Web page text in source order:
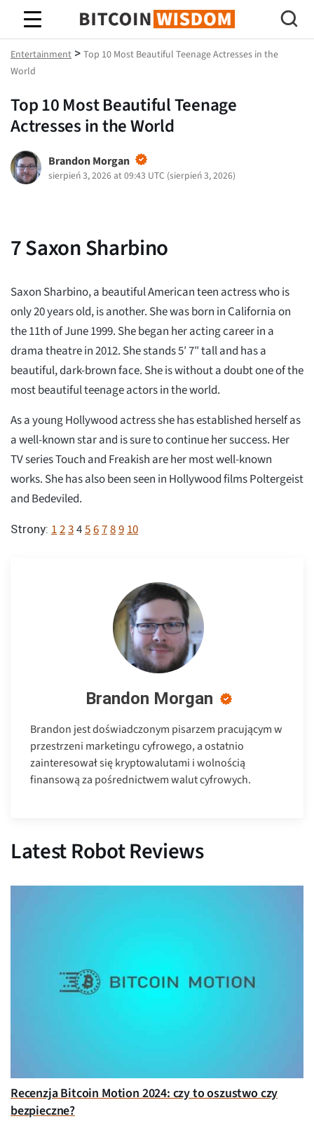
Mądrość Bitcoina
Entertainment > Top 10 Most Beautiful Teenage Actresses in the
World
Top 10 Most Beautiful Teenage
Actresses in the World
Brandon Morgan
sierpień 3, 2026 at 09:43 UTC (sierpień 3, 2026)
7Saxon Sharbino
Saxon Sharbino, a beautiful American teen actress who is
only 20 years old, is another. She was born in California on
the 11th of June 1999. She began her acting career in a
drama theatre in 2012. She stands 5′ 7″ tall and has a
beautiful, dark-brown face. She is without a doubt one of the
most beautiful teenage actors in the world.
As a young Hollywood actress she has established herself as
a well-known star and is sure to continue her success. Her
TV series Touch and Freakish are her most well-known
works. She has also been seen in Hollywood films Poltergeist
and Bedeviled.
Strony: 12345678910
Brandon Morgan
Brandon jest doświadczonym pisarzem pracującym w
przestrzeni marketingu cyfrowego, a ostatnio
zainteresował się kryptowalutami i wolnością
finansową za pośrednictwem walut cyfrowych.
Latest Robot Reviews
Recenzja Bitcoin Motion 2024: czy to oszustwo czy
bezpieczne?